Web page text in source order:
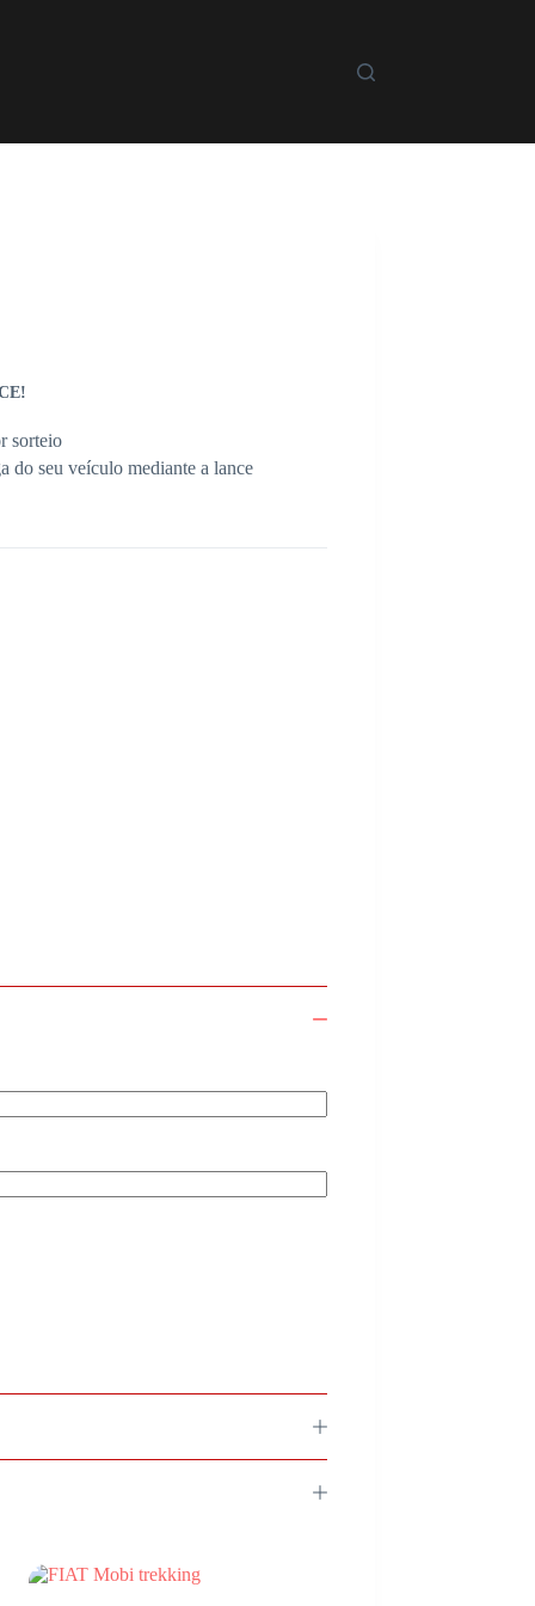
sorteio
do seu veículo mediante a lance